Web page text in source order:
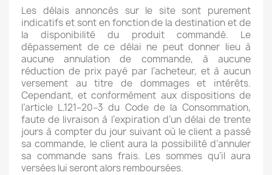
Les délais annoncés sur le site sont purement
indicatifs et sont en fonction de la destination et de
la disponibilité du produit commandé. Le
dépassement de ce délai ne peut donner lieu à
aucune annulation de commande, à aucune
réduction de prix payé par l’acheteur, et à aucun
versement au titre de dommages et intérêts.
Cependant, et conformément aux dispositions de
l’article L.121–20–3 du Code de la Consommation,
faute de livraison à l’expiration d’un délai de trente
jours à compter du jour suivant où le client a passé
sa commande, le client aura la possibilité d’annuler
sa commande sans frais. Les sommes qu’il aura
versées lui seront alors remboursées.